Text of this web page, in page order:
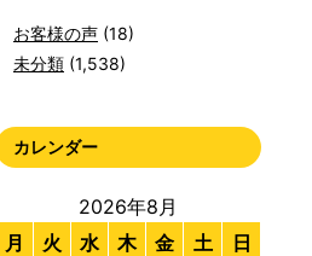
お客様の声 (18)
未分類 (1,538)
カレンダー
2026年8月
月
火 水 木 金 土 日